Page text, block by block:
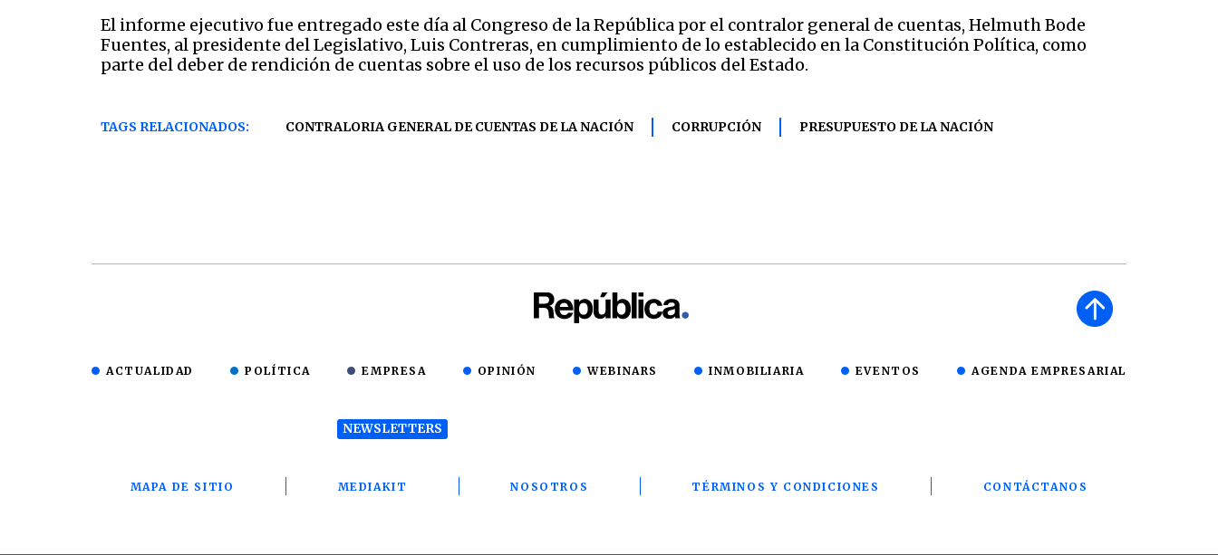
El informe ejecutivo fue entregado este día al Congreso de la República por el contralor general de cuentas, Helmuth Bode
Fuentes, al presidente del Legislativo, Luis Contreras, en cumplimiento de lo establecido en la Constitución Política, como
parte del deber de rendición de cuentas sobre el uso de los recursos públicos del Estado.
TAGS RELACIONADOS: CONTRALORIA GENERAL DE CUENTAS DE LA NACIÓN CORRUPCIÓN PRESUPUESTO DE LA NACIÓN
ACTUALIDAD POLÍTICA EMPRESA OPINIÓN WEBINARS INMOBILIARIA EVENTOS AGENDA EMPRESARIAL
NEWSLETTERS
MAPA DE SITIO MEDIAKIT NOSOTROS TÉRMINOS Y CONDICIONES CONTÁCTANOS